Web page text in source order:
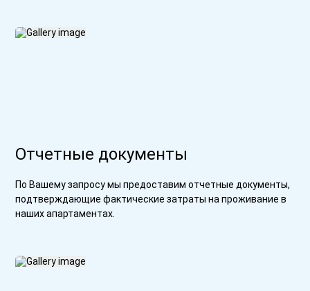
Отчетные документы
По Вашему запросу мы предоставим отчетные документы,
подтверждающие фактические затраты на проживание в
наших апартаментах.